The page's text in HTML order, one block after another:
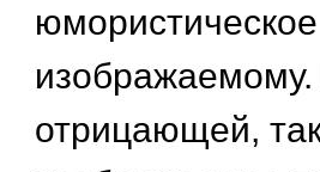
отрицающей,